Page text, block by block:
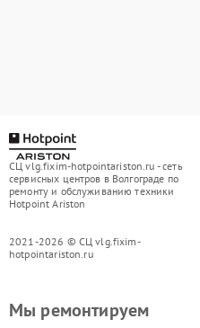
СЦ vlg.fixim-hotpointariston.ru - сеть
сервисных центров в Волгограде по
ремонту и обслуживанию техники
Hotpoint Ariston
2021-2026 © СЦ vlg.fixim-
hotpointariston.ru
Мы ремонтируем